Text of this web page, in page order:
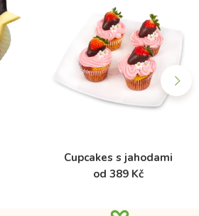
Cupcakes s jahodami
od 389 Kč